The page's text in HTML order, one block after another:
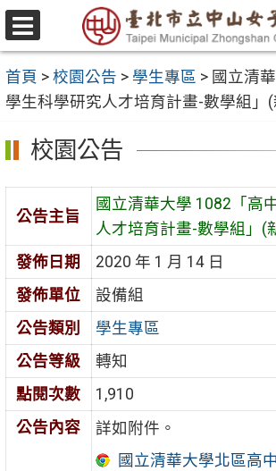
跳
至
要
內
容
區
選
單
首頁 > 校園公告 > 學生專區 > 國立清
學生科學研究人才培育計畫-數學組」
校園公告
公告主旨
國立清華大學 1082「高
人才培育計畫-數學組」(
發佈日期
2020 年 1 月 14 日
發佈單位
設備組
公告類別
學生專區
公告等級
轉知
點閱次數
1,910
公告內容
詳如附件。
國立清華大學北區高